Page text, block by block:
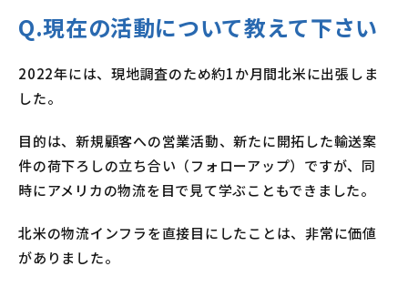
Q.現在の活動について教えて下さい
2022年には、現地調査のため約1か月間北米に出張しま
した。
目的は、新規顧客への営業活動、新たに開拓した輸送案
件の荷下ろしの立ち合い（フォローアップ）ですが、同
時にアメリカの物流を目で見て学ぶこともできました。
北米の物流インフラを直接目にしたことは、非常に価値
がありました。